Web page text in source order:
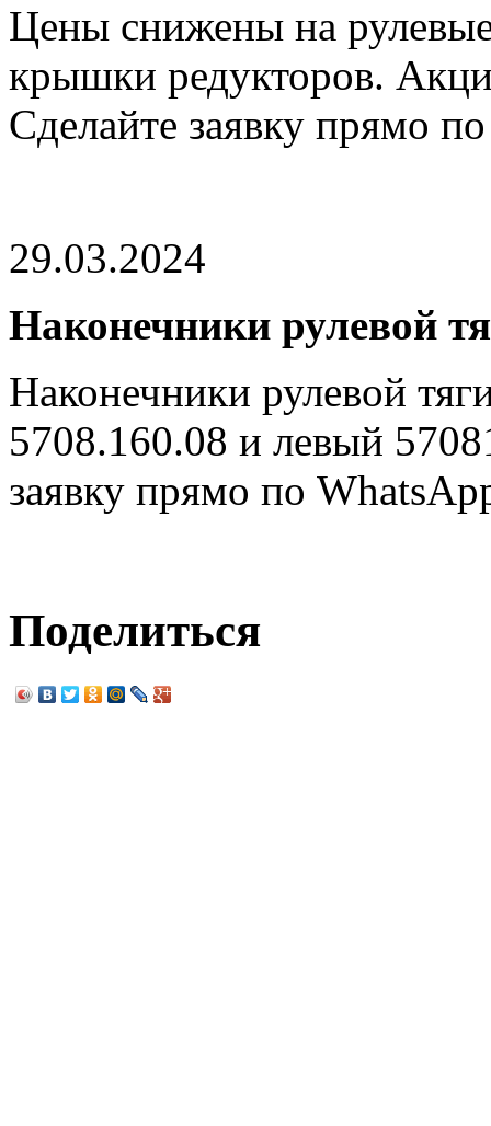
Цены снижены на
крышки редукторов.
Сделайте заявку прямо
29.03.2024
Наконечники рулевой
Наконечники рулевой
5708.160.08 и левый
заявку прямо по
Поделиться